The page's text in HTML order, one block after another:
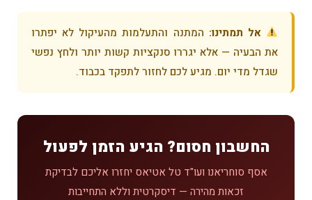
אל תמתינו: המתנה והתעלמות מהעיקול לא יפתרו
את הבעיה — אלא יגררו סנקציות קשות יותר ולחץ נפשי
שגדל מדי יום. מגיע לכם לחזור לתפקד בכבוד.
החשבון חסום? הגיע הזמן לפעול
אסף סוחריאנו ועו"ד טל אטיאס יחזרו אליכם לבדיקת
זכאות מהירה — דיסקרטית וללא התחייבות